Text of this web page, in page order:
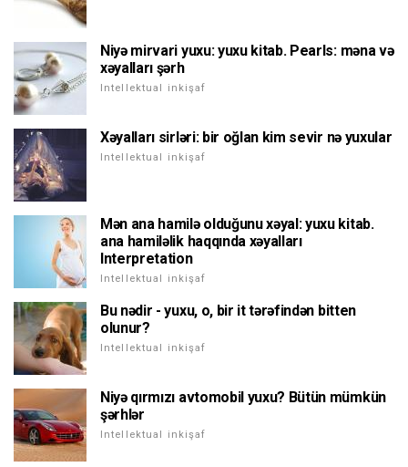
Niyə mirvari yuxu: yuxu kitab. Pearls: məna və
xəyalları şərh
Intellektual inkişaf
Xəyalları sirləri: bir oğlan kim sevir nə yuxular
Intellektual inkişaf
Mən ana hamilə olduğunu xəyal: yuxu kitab.
ana hamiləlik haqqında xəyalları
Interpretation
Intellektual inkişaf
Bu nədir - yuxu, o, bir it tərəfindən bitten
olunur?
Intellektual inkişaf
Niyə qırmızı avtomobil yuxu? Bütün mümkün
şərhlər
Intellektual inkişaf